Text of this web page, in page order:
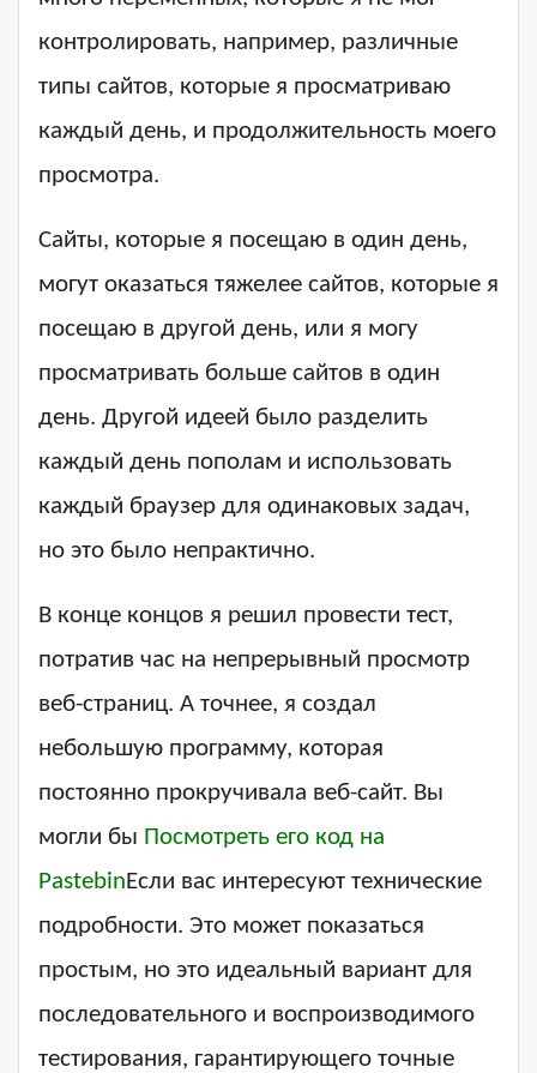
контролировать, например, различные
типы сайтов, которые я просматриваю
каждый день, и продолжительность моего
просмотра.
Сайты, которые я посещаю в один день,
могут оказаться тяжелее сайтов, которые я
посещаю в другой день, или я могу
просматривать больше сайтов в один
день. Другой идеей было разделить
каждый день пополам и использовать
каждый браузер для одинаковых задач,
но это было непрактично.
В конце концов я решил провести тест,
потратив час на непрерывный просмотр
веб-страниц. А точнее, я создал
небольшую программу, которая
постоянно прокручивала веб-сайт. Вы
могли бы Посмотреть его код на
PastebinЕсли вас интересуют технические
подробности. Это может показаться
простым, но это идеальный вариант для
последовательного и воспроизводимого
тестирования, гарантирующего точные